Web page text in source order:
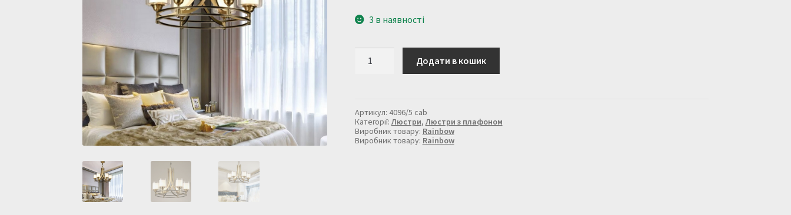
3 в наявності
бронзовому
золоті
кількість
Додати в кошик
Артикул: 4096/5 cab
Категорії: Люстри, Люстри з плафоном
Виробник товару: Rainbow
Виробник товару: Rainbow